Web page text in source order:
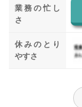
業務の忙し
さ
休みのとり
やすさ